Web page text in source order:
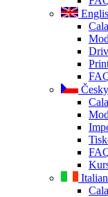
Česky